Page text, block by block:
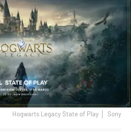
Hogwarts Legacy State of Play Sony